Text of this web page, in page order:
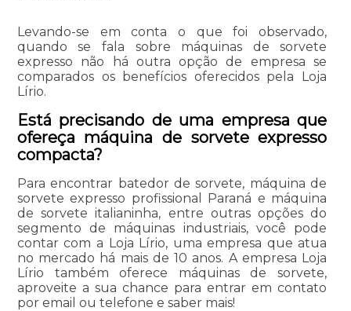
Levando-se em conta o que foi observado,
quando se fala sobre máquinas de sorvete
expresso não há outra opção de empresa se
comparados os benefícios oferecidos pela Loja
Lírio.
Está precisando de uma empresa que
ofereça máquina de sorvete expresso
compacta?
Para encontrar batedor de sorvete, máquina de
sorvete expresso profissional Paraná e máquina
de sorvete italianinha, entre outras opções do
segmento de máquinas industriais, você pode
contar com a Loja Lírio, uma empresa que atua
no mercado há mais de 10 anos. A empresa Loja
Lírio também oferece máquinas de sorvete,
aproveite a sua chance para entrar em contato
por email ou telefone e saber mais!